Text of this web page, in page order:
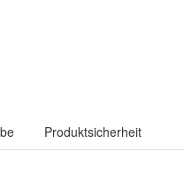
Produktsicherheit